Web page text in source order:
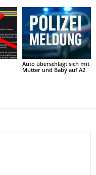
Auto überschlägt sich mit
Mutter und Baby auf A2